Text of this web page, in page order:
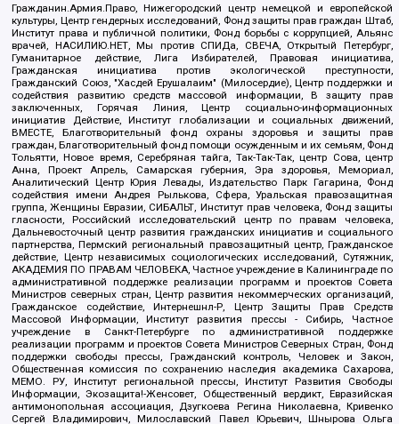
Гражданин.Армия.Право, Нижегородский центр немецкой и европейской
культуры, Центр гендерных исследований, Фонд защиты прав граждан Штаб,
Институт права и публичной политики, Фонд борьбы с коррупцией, Альянс
врачей, НАСИЛИЮ.НЕТ, Мы против СПИДа, СВЕЧА, Открытый Петербург,
Гуманитарное действие, Лига Избирателей, Правовая инициатива,
Гражданская инициатива против экологической преступности,
Гражданский Союз, "Хасдей Ерушалаим" (Милосердие), Центр поддержки и
содействия развитию средств массовой информации, В защиту прав
заключенных, Горячая Линия, Центр социально-информационных
инициатив Действие, Институт глобализации и социальных движений,
ВМЕСТЕ, Благотворительный фонд охраны здоровья и защиты прав
граждан, Благотворительный фонд помощи осужденным и их семьям, Фонд
Тольятти, Новое время, Серебряная тайга, Так-Так-Так, центр Сова, центр
Анна, Проект Апрель, Самарская губерния, Эра здоровья, Мемориал,
Аналитический Центр Юрия Левады, Издательство Парк Гагарина, Фонд
содействия имени Андрея Рылькова, Сфера, Уральская правозащитная
группа, Женщины Евразии, СИБАЛЬТ, Институт прав человека, Фонд защиты
гласности, Российский исследовательский центр по правам человека,
Дальневосточный центр развития гражданских инициатив и социального
партнерства, Пермский региональный правозащитный центр, Гражданское
действие, Центр независимых социологических исследований, Сутяжник,
АКАДЕМИЯ ПО ПРАВАМ ЧЕЛОВЕКА, Частное учреждение в Калининграде по
административной поддержке реализации программ и проектов Совета
Министров северных стран, Центр развития некоммерческих организаций,
Гражданское содействие, Интернешнл-Р, Центр Защиты Прав Средств
Массовой Информации, Институт развития прессы - Сибирь, Частное
учреждение в Санкт-Петербурге по административной поддержке
реализации программ и проектов Совета Министров Северных Стран, Фонд
поддержки свободы прессы, Гражданский контроль, Человек и Закон,
Общественная комиссия по сохранению наследия академика Сахарова,
МЕМО. РУ, Институт региональной прессы, Институт Развития Свободы
Информации, Экозащита!-Женсовет, Общественный вердикт, Евразийская
антимонопольная ассоциация, Дзугкоева Регина Николаевна, Кривенко
Сергей Владимирович, Милославский Павел Юрьевич, Шнырова Ольга